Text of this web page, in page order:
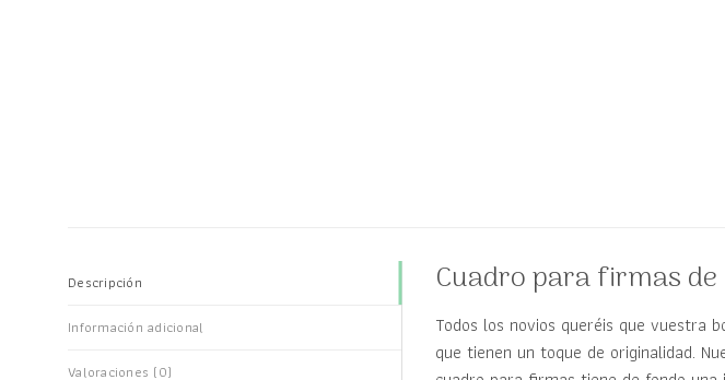
Descripción
Información adicional
Valoraciones (0)
Cuadro para firmas
Todos los novios queréis que vuestra
que tienen un toque de originalidad.